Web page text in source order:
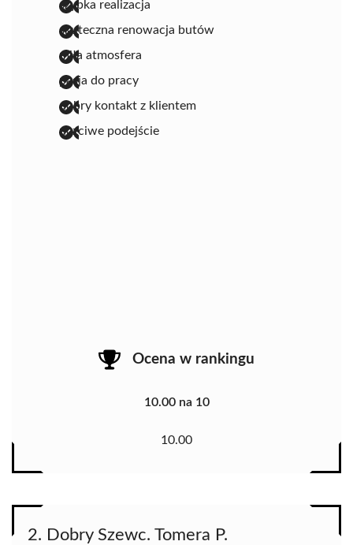
szybka realizacja
skuteczna renowacja butów
miła atmosfera
pasja do pracy
dobry kontakt z klientem
uczciwe podejście
Ocena w rankingu
10.00 na 10
10.00
2. Dobry Szewc. Tomera P.